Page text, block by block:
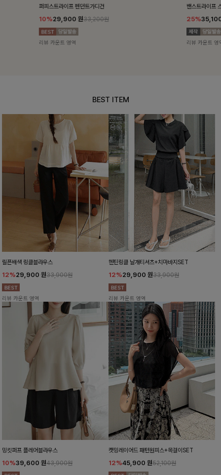
밴스트라이프 스트링원피스
25%35,100 원46,800원
리뷰 카운트 영역
[5천장돌파/
10%
리뷰 카운트 영
BEST ITEM
릴픈배색 링클블라우스
12%29,900 원33,900원
리뷰 카운트 영역
헨틴링클 날개티셔츠+치마바지SET
12%29,900 원33,900원
리뷰 카운트 영역
밍킷퍼프 플레어블라우스
10%39,600 원43,900원
캣밍레이어드 패턴원피스+목걸이SET
12%45,900 원52,100원